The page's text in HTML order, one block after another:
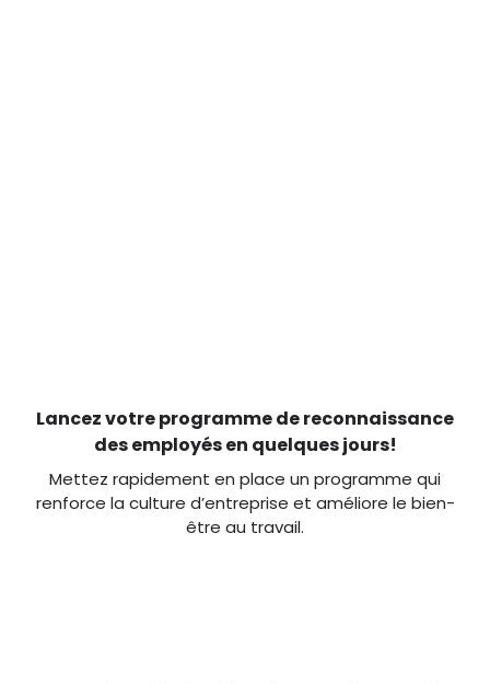
Lancez votre programme de reconnaissance
des employés en quelques jours!
Mettez rapidement en place un programme qui
renforce la culture d’entreprise et améliore le bien-
être au travail.